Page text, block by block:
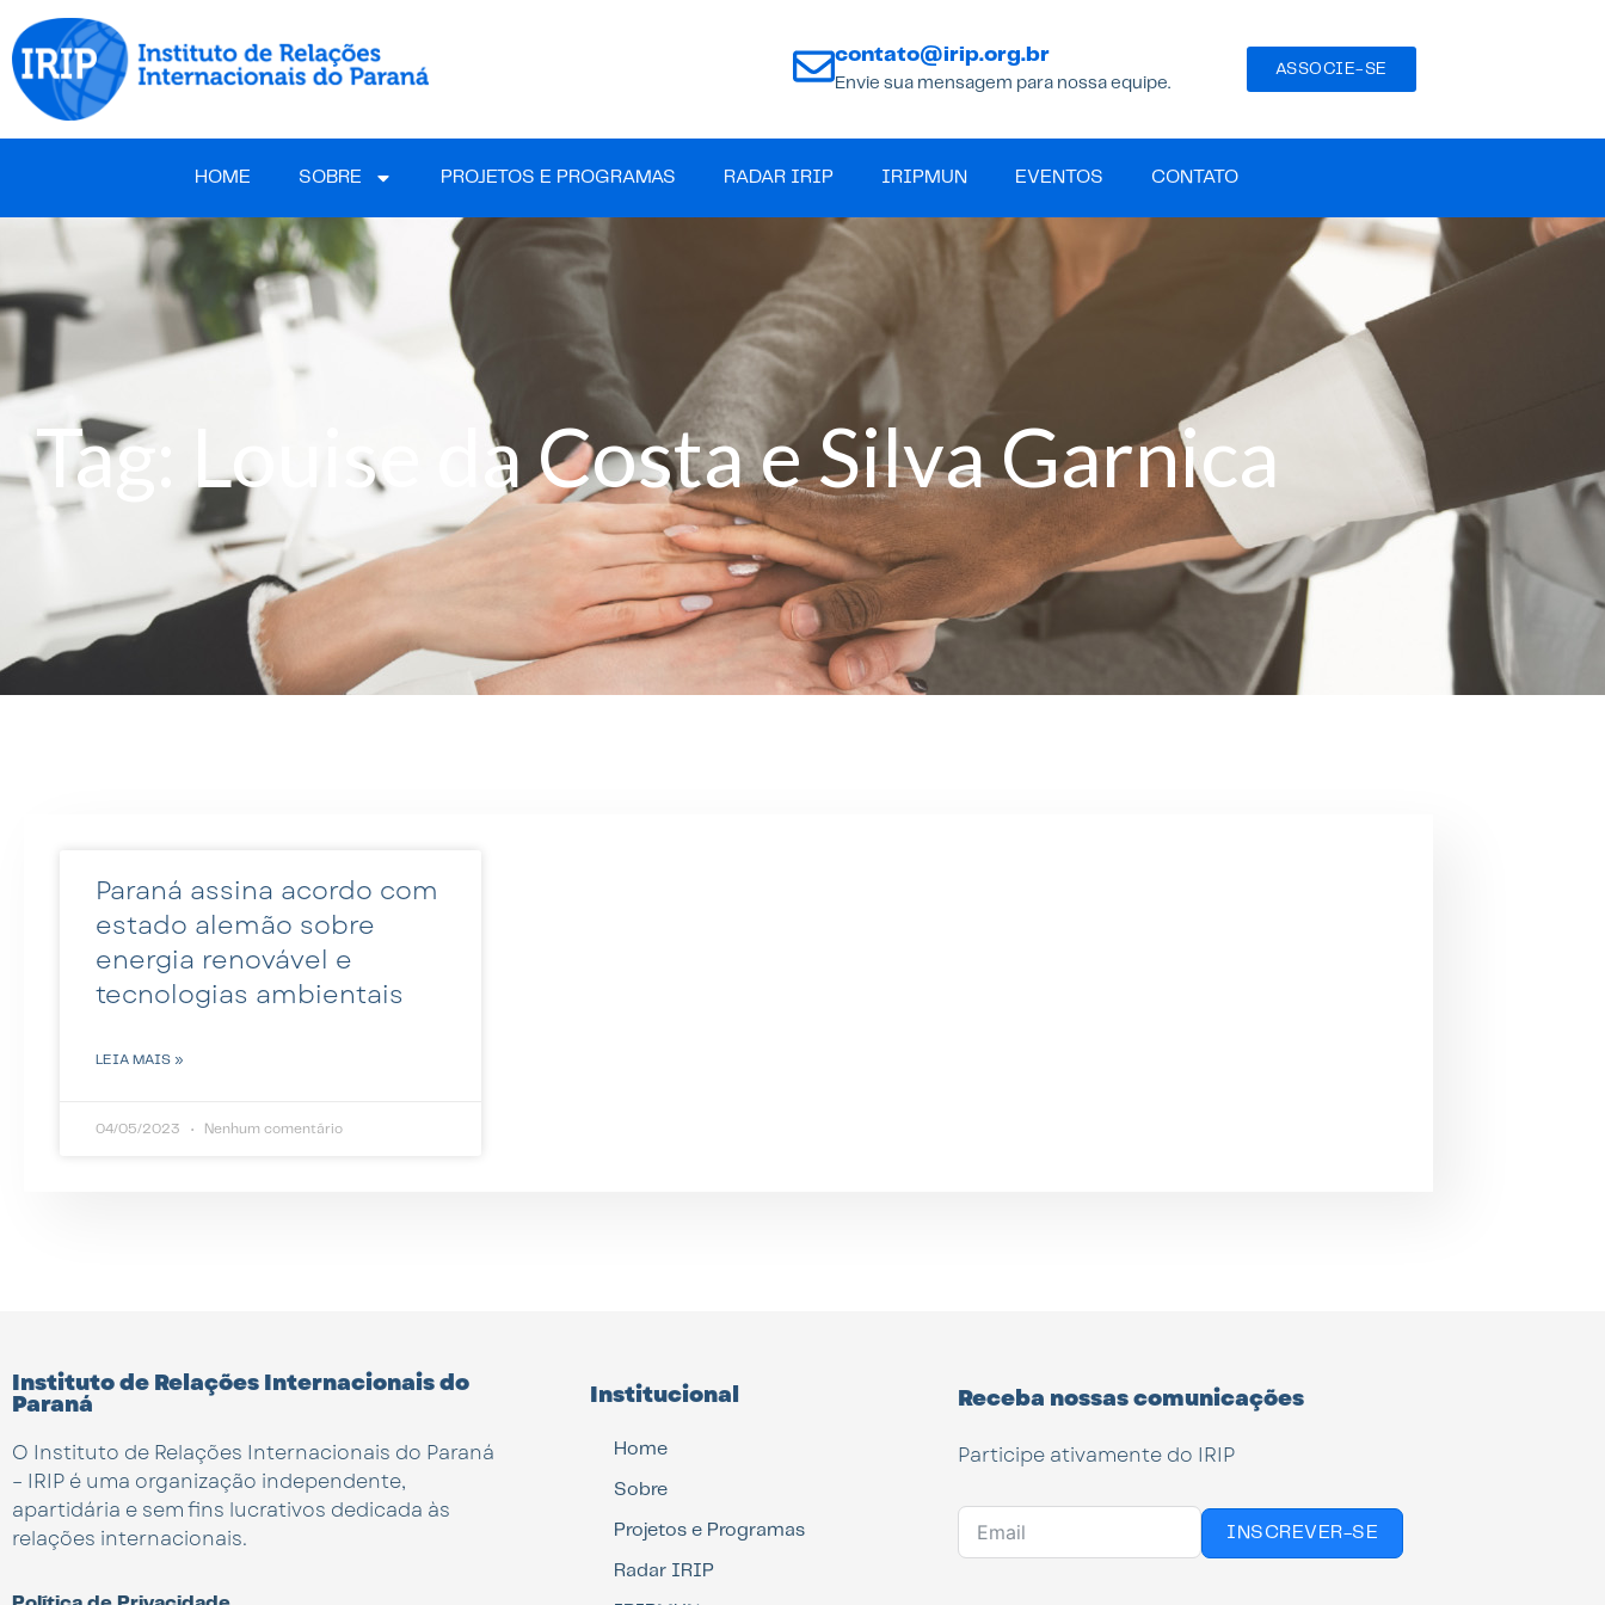
contato@irip.org.br
Envie sua mensagem para nossa equipe.
ASSOCIE-SE
HOME SOBRE PROJETOS E PROGRAMAS RADAR IRIP IRIPMUN EVENTOS CONTATO
Tag: Louise da Costa e Silva Garnica
Paraná assina acordo com
estado alemão sobre
energia renovável e
tecnologias ambientais
LEIA MAIS »
04/05/2023 Nenhum comentário
Instituto de Relações Internacionais do
Paraná
O Instituto de Relações Internacionais do Paraná
– IRIP é uma organização independente,
apartidária e sem fins lucrativos dedicada às
relações internacionais.
Institucional
Home
Sobre
Projetos e Programas
Radar IRIP
Receba nossas comunicações
Participe ativamente do IRIP
INSCREVER-SE